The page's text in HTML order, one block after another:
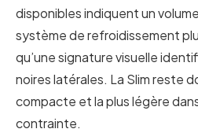
disponibles indiquent un
système de refroidissement
qu’une signature visuelle
noires latérales. La Slim reste
compacte et la plus légère
contrainte.